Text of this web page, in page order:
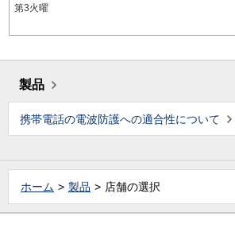
第3火曜
製品
携帯電話の電波防護への適合性について
ホーム 製品 店舗の選択